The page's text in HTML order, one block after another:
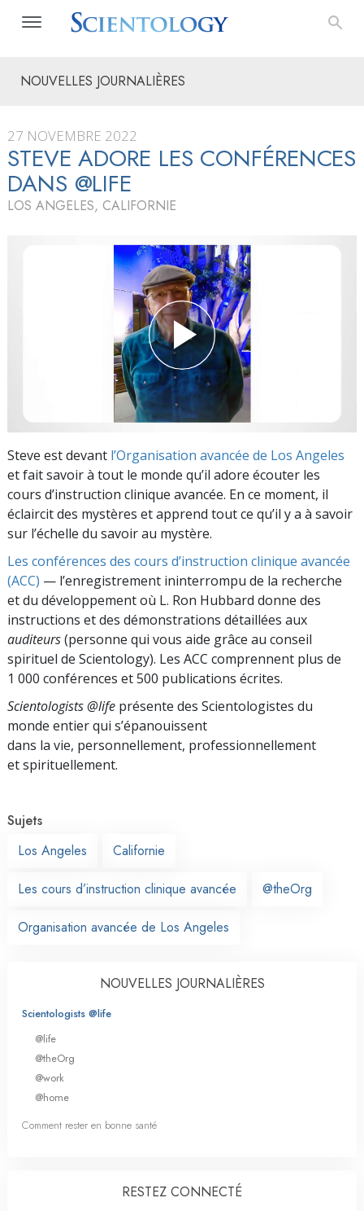
NOUVELLES JOURNALIÈRES
27 NOVEMBRE 2022
STEVE ADORE LES CONFÉRENCES
DANS @LIFE
LOS ANGELES, CALIFORNIE
Steve est devant l’Organisation avancée de Los Angeles
et fait savoir à tout le monde qu’il adore écouter les
cours d’instruction clinique avancée. En ce moment, il
éclaircit des mystères et apprend tout ce qu’il y a à savoir
sur l’échelle du savoir au mystère.
Les conférences des cours d’instruction clinique avancée
(ACC) — l’enregistrement ininterrompu de la recherche
et du développement où L. Ron Hubbard donne des
instructions et des démonstrations détaillées aux
auditeurs(personne qui vous aide grâce au conseil
spirituel de Scientology). Les ACC comprennent plus de
1 000 conférences et 500 publications écrites.
Scientologists @life présente des Scientologistes du
monde entier qui s’épanouissent
dans la vie, personnellement, professionnellement
et spirituellement.
Sujets
Los Angeles
Californie
Les cours d’instruction clinique avancée @theOrg
Organisation avancée de Los Angeles
NOUVELLES JOURNALIÈRES
Scientologists @life
@life
@theOrg
@work
@home
Comment rester en bonne santé
RESTEZ CONNECTÉ